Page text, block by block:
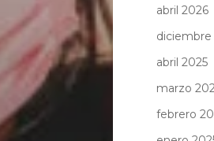
abril 2026
diciembre
abril 2025
marzo
febrero